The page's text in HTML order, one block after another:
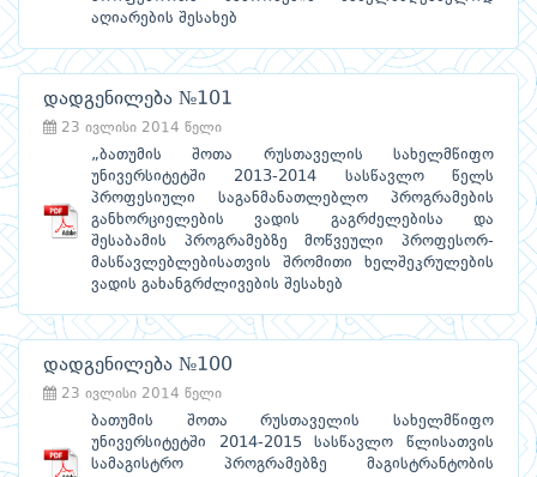
აღიარების შესახებ
დადგენილება №101
23 ივლისი 2014 წელი
„ბათუმის შოთა რუსთაველის სახელმწიფო
უნივერსიტეტში 2013-2014 სასწავლო წელს
პროფესიული საგანმანათლებლო პროგრამების
განხორციელების ვადის გაგრძელებისა და
შესაბამის პროგრამებზე მოწვეული პროფესორ-
მასწავლებლებისათვის შრომითი ხელშეკრულების
ვადის გახანგრძლივების შესახებ
დადგენილება №100
23 ივლისი 2014 წელი
ბათუმის შოთა რუსთაველის სახელმწიფო
უნივერსიტეტში 2014-2015 სასწავლო წლისათვის
სამაგისტრო პროგრამებზე მაგისტრანტობის